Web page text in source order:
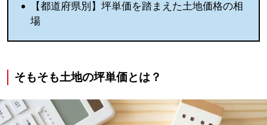
【都道府県別】坪単価を踏まえた土地価格の相
場
そもそも土地の坪単価とは？